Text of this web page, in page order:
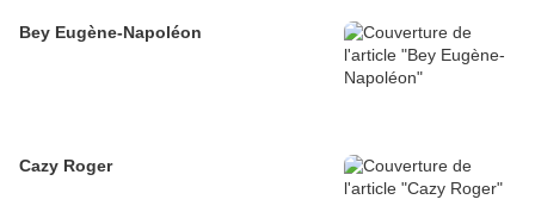
Bey Eugène-Napoléon
Cazy Roger